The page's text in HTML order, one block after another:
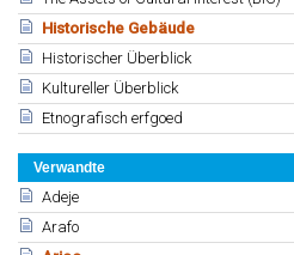
Historische Gebäude
Historischer Überblick
Kultureller Überblick
Etnografisch erfgoed
Verwandte
Adeje
Arafo